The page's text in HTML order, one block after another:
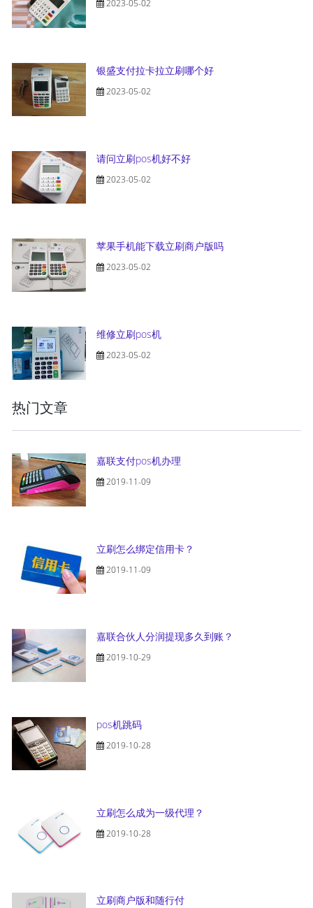
2023-05-02
银盛支付拉卡拉立刷哪个好
2023-05-02
请问立刷pos机好不好
2023-05-02
苹果手机能下载立刷商户版吗
2023-05-02
维修立刷pos机
2023-05-02
热门文章
嘉联支付pos机办理
2019-11-09
立刷怎么绑定信用卡？
2019-11-09
嘉联合伙人分润提现多久到账？
2019-10-29
pos机跳码
2019-10-28
立刷怎么成为一级代理？
2019-10-28
立刷商户版和随行付